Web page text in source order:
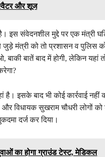
स्वैटर और शूज
इस संवेदनशील मुद्दे पर एक मंत्री
मंत्री को तो प्रशासन व पुलिस
बातें बाद में होगी, लेकिन यहां
इसके बाद भी कोई कार्रवाई नहीं
विधायक सुखराम चौधरी लोगों को
दर्ज कर दिया।
का होगा ग्राउंड टेस्ट, मेडिकल